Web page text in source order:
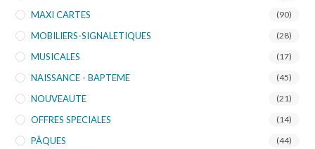
MAXI CARTES (90)
MOBILIERS-SIGNALETIQUES (28)
MUSICALES (17)
NAISSANCE - BAPTEME (45)
NOUVEAUTE (21)
OFFRES SPECIALES (14)
PÂQUES (44)